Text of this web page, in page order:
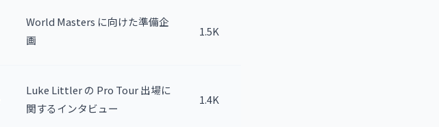
World Masters に向けた準備企
画
1.5K
Luke Littler の Pro Tour 出場に
関するインタビュー
1.4K